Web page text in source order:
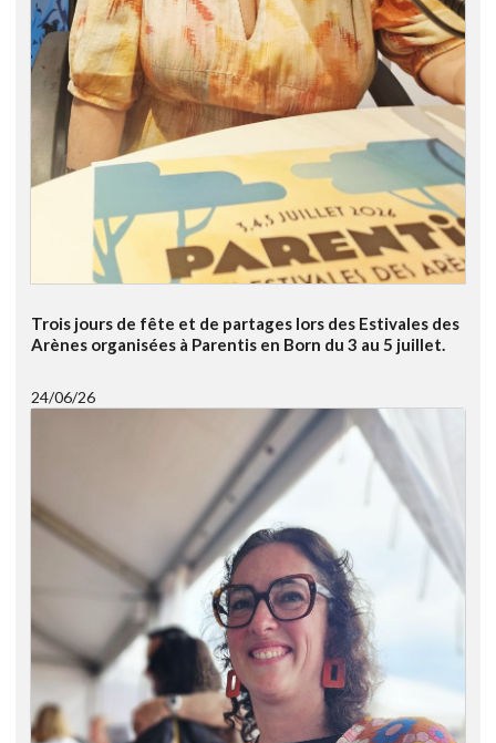
Trois jours de fête et de partages lors des Estivales des
Arènes organisées à Parentis en Born du 3 au 5 juillet.
24/06/26